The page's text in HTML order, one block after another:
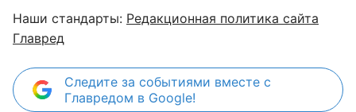
Наши стандарты: Редакционная политика сайта
Главред
Следите за событиями вместе с
Главредом в Google!